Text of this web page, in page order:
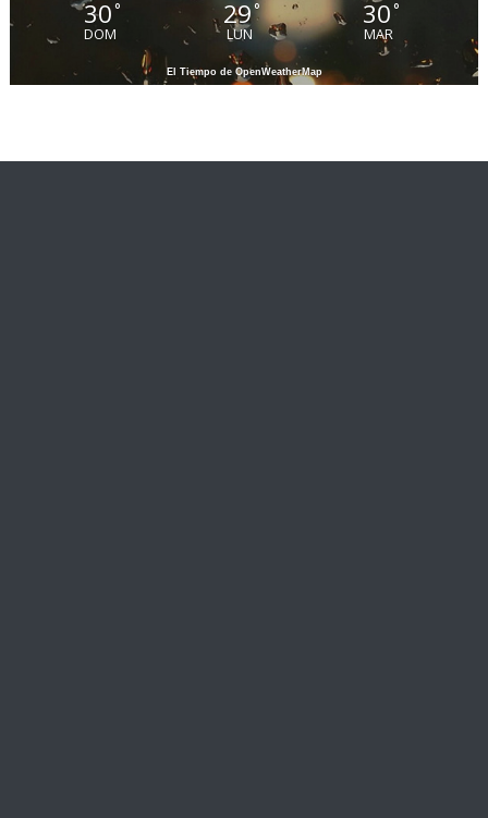
30°
DOM
29 °
LUN
30°
MAR
El Tiempo de OpenWeatherMap